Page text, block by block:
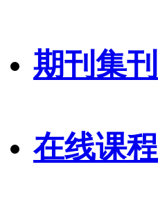
期刊集刊
在线课程